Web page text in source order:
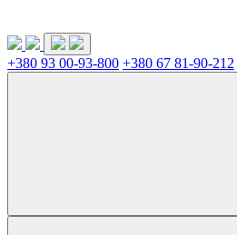
+380 93 00-93-800 +380 67 81-90-212